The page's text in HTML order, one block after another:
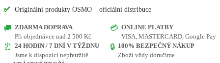
množství
✅
Originální produkty OSMO – oficiální distribuce
🚚 ZDARMA DOPRAVA
Při objednávce nad 2 500 Kč
💳 ONLINE PLATBY
VISA, MASTERCARD, Google Pay
⏰ 24 HODIN / 7 DNÍ V TÝŽDNU
Jsme k dispozici nepřetržitě
🔒 100% BEZPEČNÝ NÁKUP
Zboží vždy doručíme